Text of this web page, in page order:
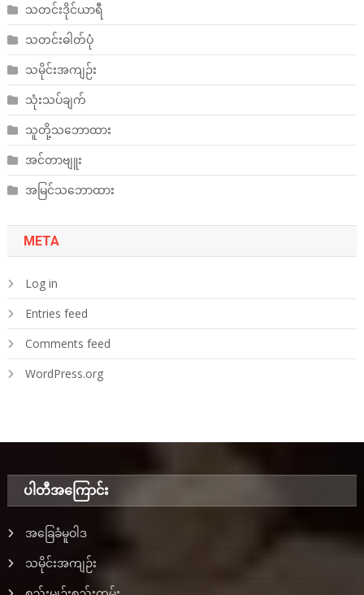
သတင်းဒိုင်ယာရီ
သတင်းဓါတ်ပုံ
သမိုင်းအကျဉ်း
သုံးသပ်ချက်
သူတို့သဘောထား
အင်တာဗျူး
အမြင်သဘောထား
META
Log in
Entries feed
Comments feed
WordPress.org
ပါတီအ‌ကြောင်း
အခြေခံမူဝါဒ
သမိုင်းအကျဉ်း